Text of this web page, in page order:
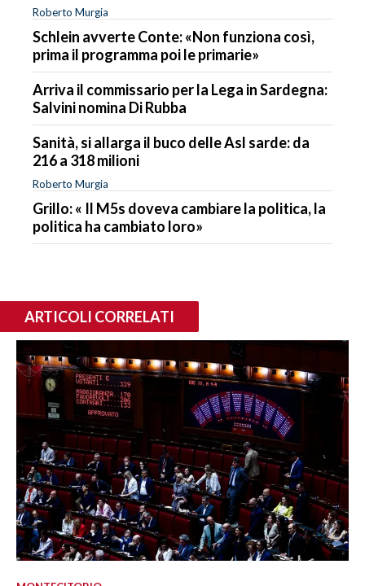
Roberto Murgia
Schlein avverte Conte: «Non funziona così,
prima il programma poi le primarie»
Arriva il commissario per la Lega in Sardegna:
Salvini nomina Di Rubba
Sanità, si allarga il buco delle Asl sarde: da
216 a 318 milioni
Roberto Murgia
Grillo: « Il M5s doveva cambiare la politica, la
politica ha cambiato loro»
ARTICOLI CORRELATI